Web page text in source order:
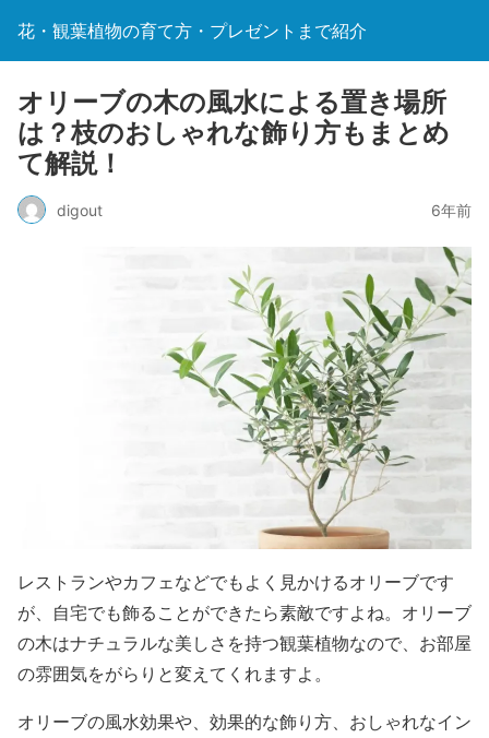
花・観葉植物の育て方・プレゼントまで紹介
オリーブの木の風水による置き場所
は？枝のおしゃれな飾り方もまとめ
て解説！
digout 6年前
レストランやカフェなどでもよく見かけるオリーブです
が、自宅でも飾ることができたら素敵ですよね。オリーブ
の木はナチュラルな美しさを持つ観葉植物なので、お部屋
の雰囲気をがらりと変えてくれますよ。
オリーブの風水効果や、効果的な飾り方、おしゃれなイン